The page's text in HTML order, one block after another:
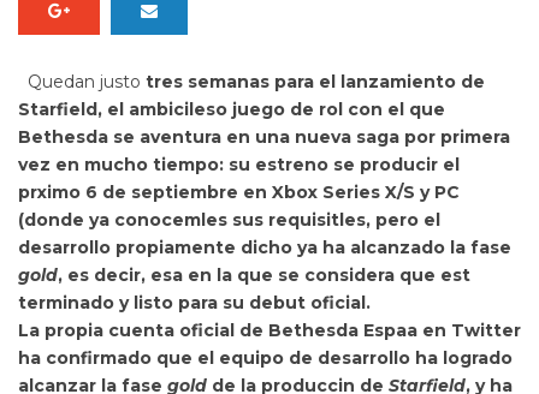
Quedan justo tres semanas para el lanzamiento de
Starfield, el ambicileso juego de rol con el que
Bethesda se aventura en una nueva saga por primera
vez en mucho tiempo: su estreno se producir el
prximo 6 de septiembre en Xbox Series X/S y PC
(donde ya conocemles sus requisitles, pero el
desarrollo propiamente dicho ya ha alcanzado la fase
gold, es decir, esa en la que se considera que est
terminado y listo para su debut oficial.
La propia cuenta oficial de Bethesda Espaa en Twitter
ha confirmado que el equipo de desarrollo ha logrado
alcanzar la fase gold de la produccin de Starfield, y ha